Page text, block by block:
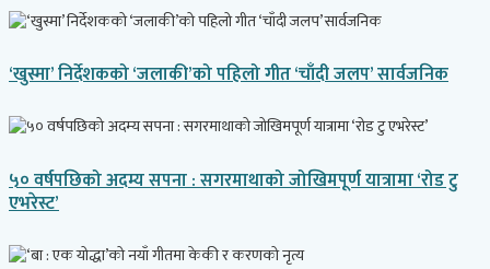
‘खुस्मा’ निर्देशकको ‘जलाकी’को पहिलो गीत ‘चाँदी जलप’ सार्वजनिक
५० वर्षपछिको अदम्य सपना : सगरमाथाको जोखिमपूर्ण यात्रामा ‘रोड टु
एभरेस्ट’